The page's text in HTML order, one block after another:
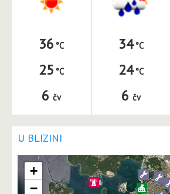
36
25
6 čv
34
24
6 čv
U BLIZINI
+
−